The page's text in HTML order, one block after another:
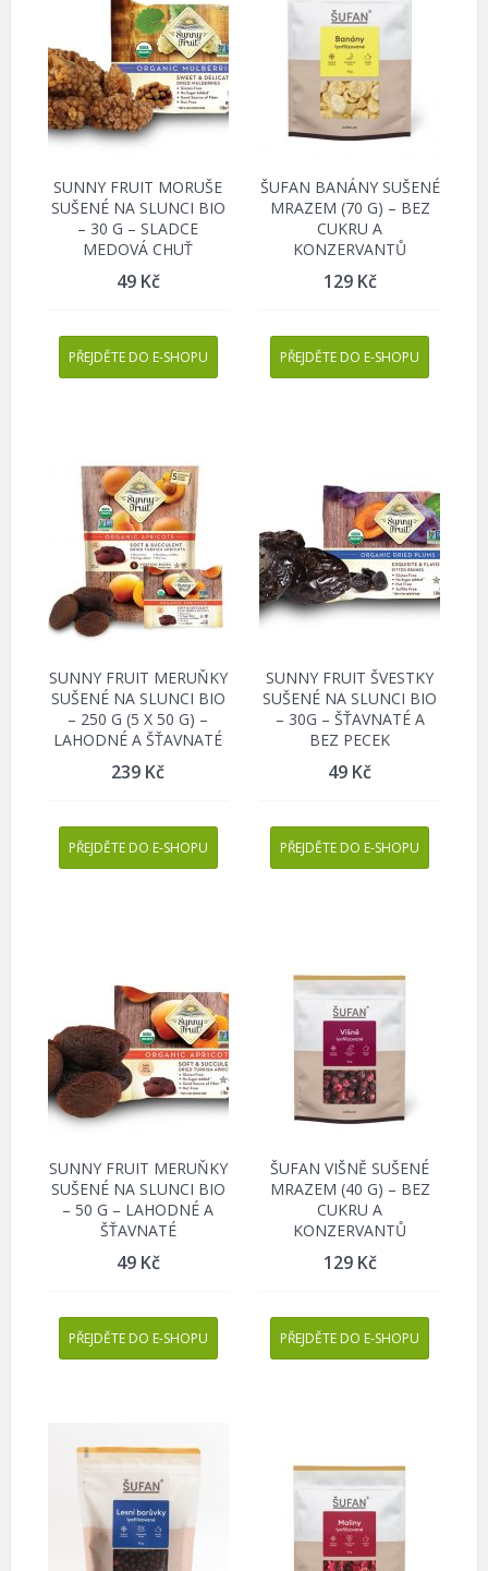
SUNNY FRUIT MORUŠE
SUŠENÉ NA SLUNCI BIO
– 30 G – SLADCE
MEDOVÁ CHUŤ
49 Kč
PŘEJDĚTE DO E-SHOPU
ŠUFAN BANÁNY SUŠENÉ
MRAZEM (70 G) – BEZ
CUKRU A
KONZERVANTŮ
129 Kč
PŘEJDĚTE DO E-SHOPU
SUNNY FRUIT MERUŇKY
SUŠENÉ NA SLUNCI BIO
– 250 G (5 X 50 G) –
LAHODNÉ A ŠŤAVNATÉ
239 Kč
PŘEJDĚTE DO E-SHOPU
SUNNY FRUIT ŠVESTKY
SUŠENÉ NA SLUNCI BIO
– 30G – ŠŤAVNATÉ A
BEZ PECEK
49 Kč
PŘEJDĚTE DO E-SHOPU
SUNNY FRUIT MERUŇKY
SUŠENÉ NA SLUNCI BIO
– 50 G – LAHODNÉ A
ŠŤAVNATÉ
49 Kč
PŘEJDĚTE DO E-SHOPU
ŠUFAN VIŠNĚ SUŠENÉ
MRAZEM (40 G) – BEZ
CUKRU A
KONZERVANTŮ
129 Kč
PŘEJDĚTE DO E-SHOPU